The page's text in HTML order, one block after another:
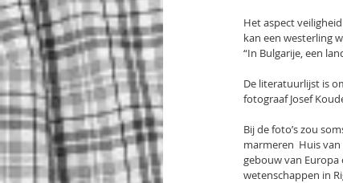
Het aspect
kan een westerling
“In Bulgarije, een
De literatuurlijst is
fotograaf Josef
Bij de foto’s zou
marmeren  Huis
gebouw van Europa
wetenschappen in